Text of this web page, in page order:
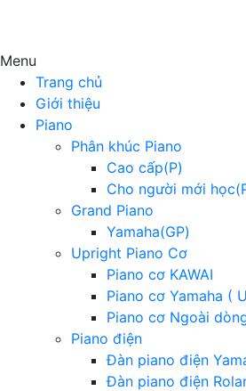
Menu
Trang chủ
Giới thiệu
Piano
Phân khúc Piano
Cao cấp(P)
Cho người mới
Grand Piano
Yamaha(GP)
Upright Piano Cơ
Piano cơ KAWAI
Piano cơ Yamaha (
Piano cơ Ngoài
Piano điện
Đàn piano điện
Đàn piano điện